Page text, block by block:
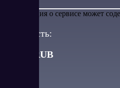
Информация о сервисе может
Стоимость:
RUB